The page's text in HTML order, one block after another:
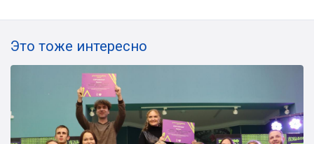
Это тоже интересно